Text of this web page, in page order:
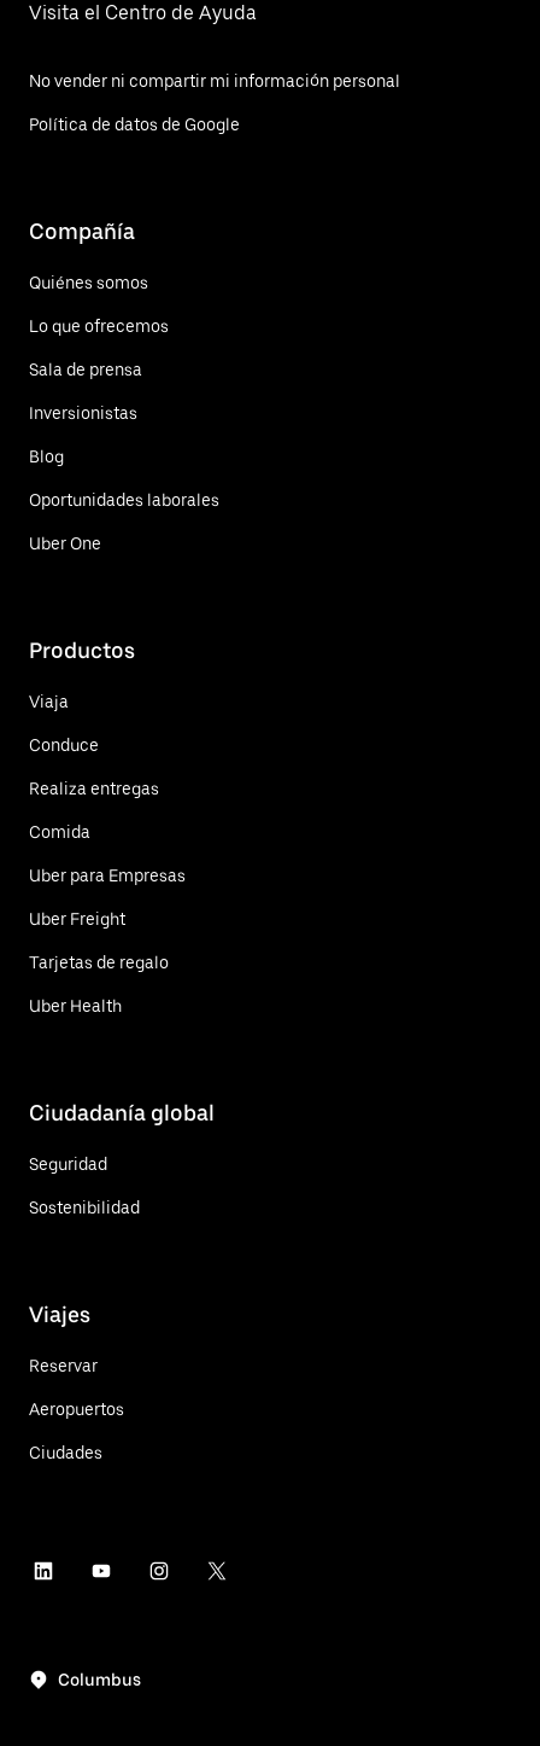
Visita el Centro de Ayuda
No vender ni compartir mi información personal
Política de datos de Google
Compañía
Quiénes somos
Lo que ofrecemos
Sala de prensa
Inversionistas
Blog
Oportunidades laborales
Uber One
Productos
Viaja
Conduce
Realiza entregas
Comida
Uber para Empresas
Uber Freight
Tarjetas de regalo
Uber Health
Ciudadanía global
Seguridad
Sostenibilidad
Viajes
Reservar
Aeropuertos
Ciudades
Columbus